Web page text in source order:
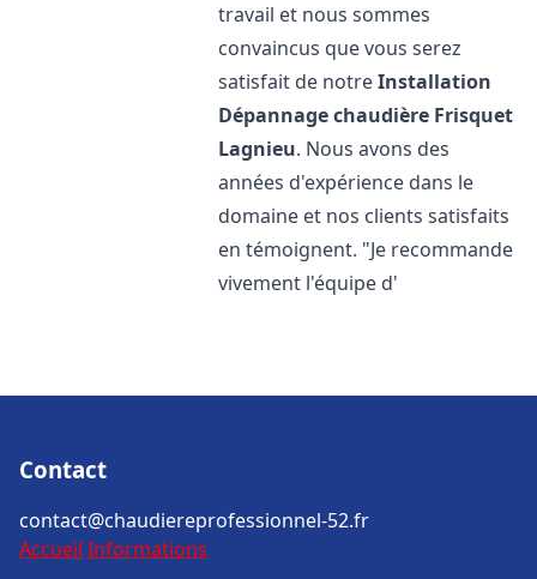
travail et nous sommes
convaincus que vous serez
satisfait de notreInstallation
Dépannage chaudière Frisquet
Lagnieu. Nous avons des
années d'expérience dans le
domaine et nos clients satisfaits
en témoignent. "Je recommande
vivement l'équipe d'
Contact
contact@chaudiereprofessionnel-52.fr
Accueil Informations